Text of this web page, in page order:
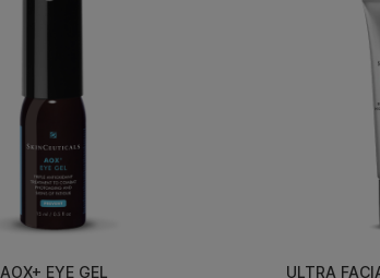
AOX+ EYE GEL ULTRA